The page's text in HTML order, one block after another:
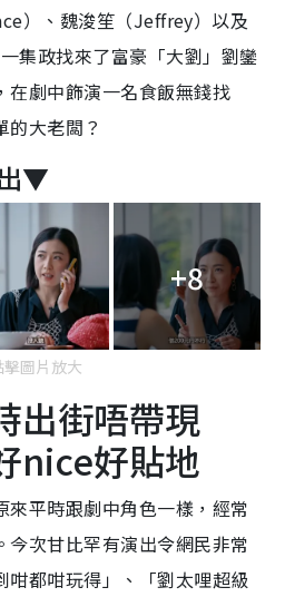
）、魏浚笙（Jeffrey）以及
集政找來了富豪「大劉」劉鑾
在劇中飾演一名食飯無錢找
的大老闆？
▼
+8
擊圖片放大
出街唔帶現
nice好貼地
來平時跟劇中角色一樣，經常
今次甘比罕有演出令網民非常
咁都咁玩得」、「劉太哩超級